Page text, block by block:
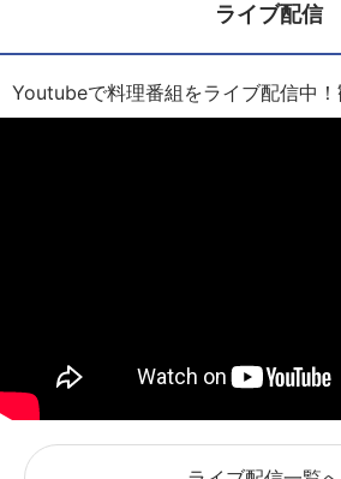
ライブ配信
Youtubeで料理番組をライブ配信中！